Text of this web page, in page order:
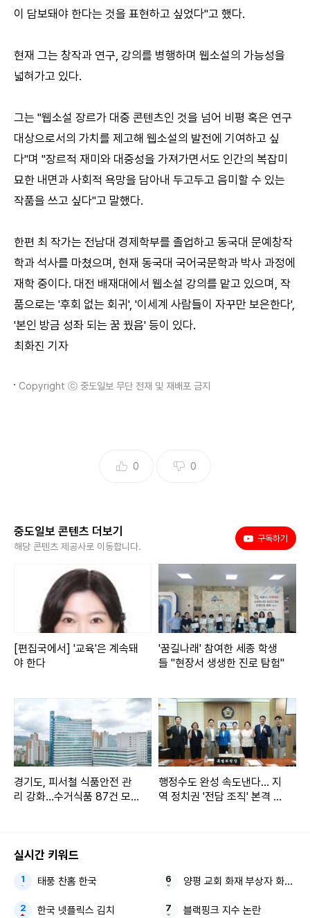
이 담보돼야 한다는 것을 표현하고 싶었다"고 했다.
현재 그는 창작과 연구, 강의를 병행하며 웹소설의 가능성을
넓혀가고 있다.
그는 "웹소설 장르가 대중 콘텐츠인 것을 넘어 비평 혹은 연구
대상으로서의 가치를 제고해 웹소설의 발전에 기여하고 싶
다"며 "장르적 재미와 대중성을 가져가면서도 인간의 복잡미
묘한 내면과 사회적 욕망을 담아내 두고두고 음미할 수 있는
작품을 쓰고 싶다"고 말했다.
한편 최 작가는 전남대 경제학부를 졸업하고 동국대 문예창작
학과 석사를 마쳤으며, 현재 동국대 국어국문학과 박사 과정에
재학 중이다. 대전 배재대에서 웹소설 강의를 맡고 있으며, 작
품으로는 '후회 없는 회귀', '이세계 사람들이 자꾸만 보은한다',
'본인 방금 성좌 되는 꿈 꿨음' 등이 있다.
최화진 기자
Copyright ⓒ 중도일보 무단 전재 및 재배포 금지
0 0
중도일보 콘텐츠 더보기
해당 콘텐츠 제공사로 이동합니다.
구독하기
[편집국에서] '교육'은 계속돼
야 한다
'꿈길나래' 참여한 세종 학생
들 "현장서 생생한 진로 탐험"
경기도, 피서철 식품안전 관
리 강화…수거식품 87건 모두
행정수도 완성 속도낸다… 지
역 정치권 '전담 조직' 본격 가
실시간 키워드
태풍 찬홈 한국
한국 넷플릭스 김치
양평 교회 화재 부상자 화재 진
블랙핑크 지수 논란